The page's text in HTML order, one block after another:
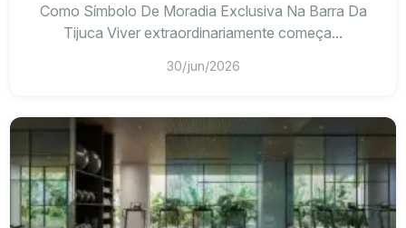
Como Símbolo De Moradia Exclusiva Na Barra Da
Tijuca Viver extraordinariamente começa...
30/jun/2026